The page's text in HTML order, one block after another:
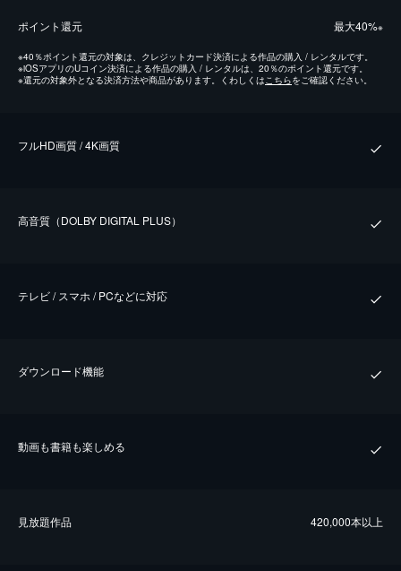
ポイント還元 最⼤40%※
※40％ポイント還元の対象は、クレジットカード決済による作品の購入 / レンタルです。
※iOSアプリのUコイン決済による作品の購入 / レンタルは、20％のポイント還元です。
※還元の対象外となる決済方法や商品があります。くわしくはこちらをご確認ください。
フルHD画質 / 4K画質
⾼⾳質（DOLBY DIGITAL PLUS）
テレビ / スマホ / PCなどに対応
ダウンロード機能
動画も書籍も楽しめる
⾒放題作品 420,000本以上